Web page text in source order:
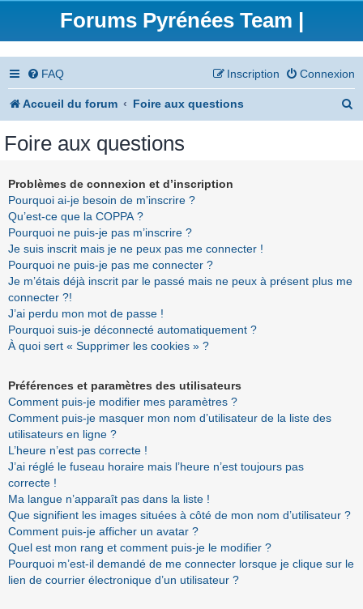
Forums Pyrénées Team |
FAQ Connexion
Inscription
Accueil du forum Foire aux questions
Foire aux questions
Problèmes de connexion et d’inscription
Pourquoi ai-je besoin de m’inscrire ?
Qu’est-ce que la COPPA ?
Pourquoi ne puis-je pas m’inscrire ?
Je suis inscrit mais je ne peux pas me connecter !
Pourquoi ne puis-je pas me connecter ?
Je m’étais déjà inscrit par le passé mais ne peux à présent plus me
connecter ?!
J’ai perdu mon mot de passe !
Pourquoi suis-je déconnecté automatiquement ?
À quoi sert « Supprimer les cookies » ?
Préférences et paramètres des utilisateurs
Comment puis-je modifier mes paramètres ?
Comment puis-je masquer mon nom d’utilisateur de la liste des
utilisateurs en ligne ?
L’heure n’est pas correcte !
J’ai réglé le fuseau horaire mais l’heure n’est toujours pas
correcte !
Ma langue n’apparaît pas dans la liste !
Que signifient les images situées à côté de mon nom d’utilisateur ?
Comment puis-je afficher un avatar ?
Quel est mon rang et comment puis-je le modifier ?
Pourquoi m’est-il demandé de me connecter lorsque je clique sur le
lien de courrier électronique d’un utilisateur ?